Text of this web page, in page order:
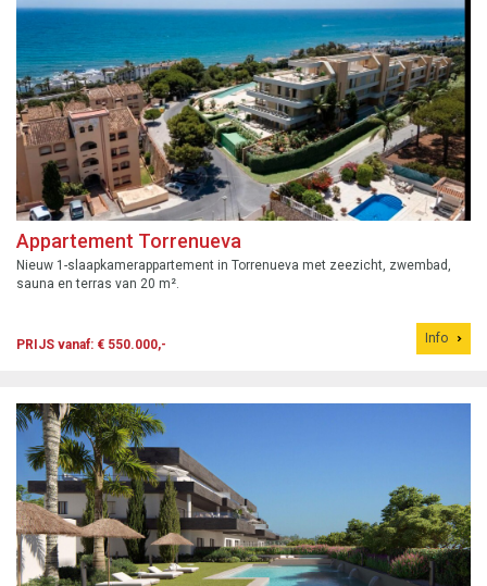
Appartement Torrenueva
Nieuw 1-slaapkamerappartement in Torrenueva met zeezicht, zwembad,
sauna en terras van 20 m².
PRIJS vanaf: € 550.000,- Info